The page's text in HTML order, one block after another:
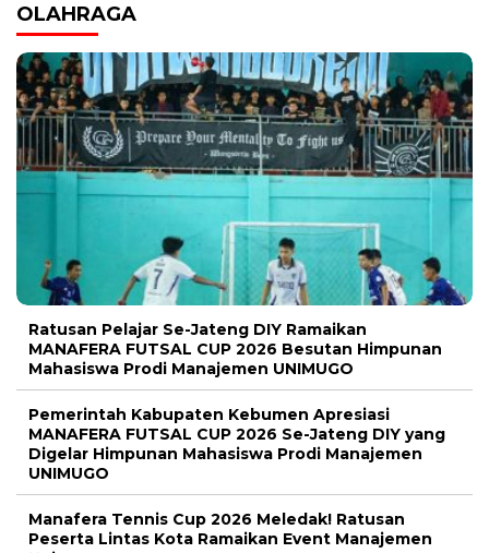
OLAHRAGA
Ratusan Pelajar Se-Jateng DIY Ramaikan
MANAFERA FUTSAL CUP 2026 Besutan Himpunan
Mahasiswa Prodi Manajemen UNIMUGO
Pemerintah Kabupaten Kebumen Apresiasi
MANAFERA FUTSAL CUP 2026 Se-Jateng DIY yang
Digelar Himpunan Mahasiswa Prodi Manajemen
UNIMUGO
Manafera Tennis Cup 2026 Meledak! Ratusan
Peserta Lintas Kota Ramaikan Event Manajemen